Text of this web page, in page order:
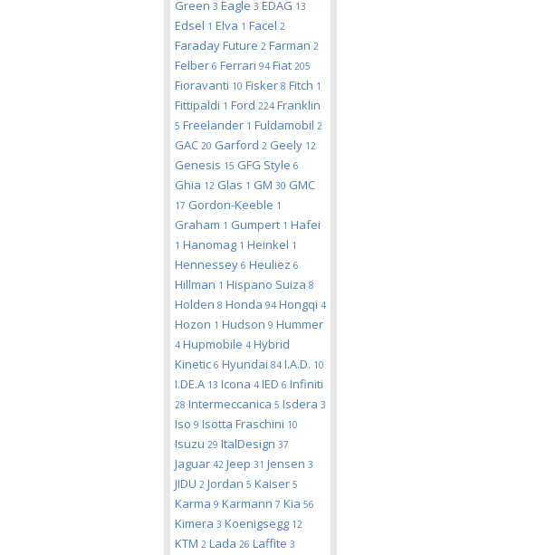
Green 3 Eagle 3 EDAG 13
Edsel 1 Elva 1 Facel 2
Faraday Future 2 Farman 2
Felber 6 Ferrari 94 Fiat 205
Fioravanti 10 Fisker 8 Fitch 1
Fittipaldi 1 Ford 224 Franklin
5 Freelander 1 Fuldamobil 2
GAC 20 Garford 2 Geely 12
Genesis 15 GFG Style 6
Ghia 12 Glas 1 GM 30 GMC
17 Gordon-Keeble 1
Graham 1 Gumpert 1 Hafei
1 Hanomag 1 Heinkel 1
Hennessey 6 Heuliez 6
Hillman 1 Hispano Suiza 8
Holden 8 Honda 94 Hongqi 4
Hozon 1 Hudson 9 Hummer
4 Hupmobile 4 Hybrid
Kinetic 6 Hyundai 84 I.A.D. 10
I.DE.A 13 Icona 4 IED 6 Infiniti
28 Intermeccanica 5 Isdera 3
Iso 9 Isotta Fraschini 10
Isuzu 29 ItalDesign 37
Jaguar 42 Jeep 31 Jensen 3
JIDU 2 Jordan 5 Kaiser 5
Karma 9 Karmann 7 Kia 56
Kimera 3 Koenigsegg 12
KTM 2 Lada 26 Laffite 3